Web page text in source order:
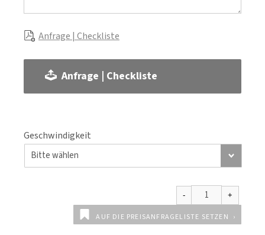
Anfrage | Checkliste
Anfrage | Checkliste
Geschwindigkeit
AUF DIE PREISANFRAGELISTE SETZEN